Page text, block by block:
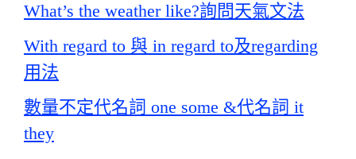
What’s the weather like?詢問天氣文法
With regard to 與 in regard to及regarding
用法
數量不定代名詞 one some &代名詞 it
they